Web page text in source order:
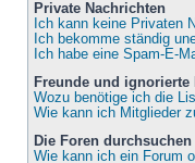
Private Nachrichten
Ich kann keine Privaten
Ich bekomme ständig
Ich habe eine Spam-E-
Freunde und ignorierte
Wozu benötige ich die
Wie kann ich Mitglieder
Die Foren durchsuchen
Wie kann ich ein Forum